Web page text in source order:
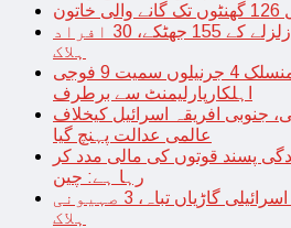
جاپان میں ایک دن میں زلزلے کے 155 جھٹکے، 30 افراد
ہلاک
چین؛ میزائل یونٹ سے منسلک 4 جرنیلوں سمیت 9 فوجی
اہلکارپارلیمنٹ سے برطرف
افریقہ اسرائیل کیخلاف
عالمی عدالت پہنچ گیا
پسند قوتوں کی مالی مدد کر
رہا ہے: چین
حماس کے حملوں میں 7 اسرائیلی گاڑیاں تباہ، 3 صہیونی
ہلاک